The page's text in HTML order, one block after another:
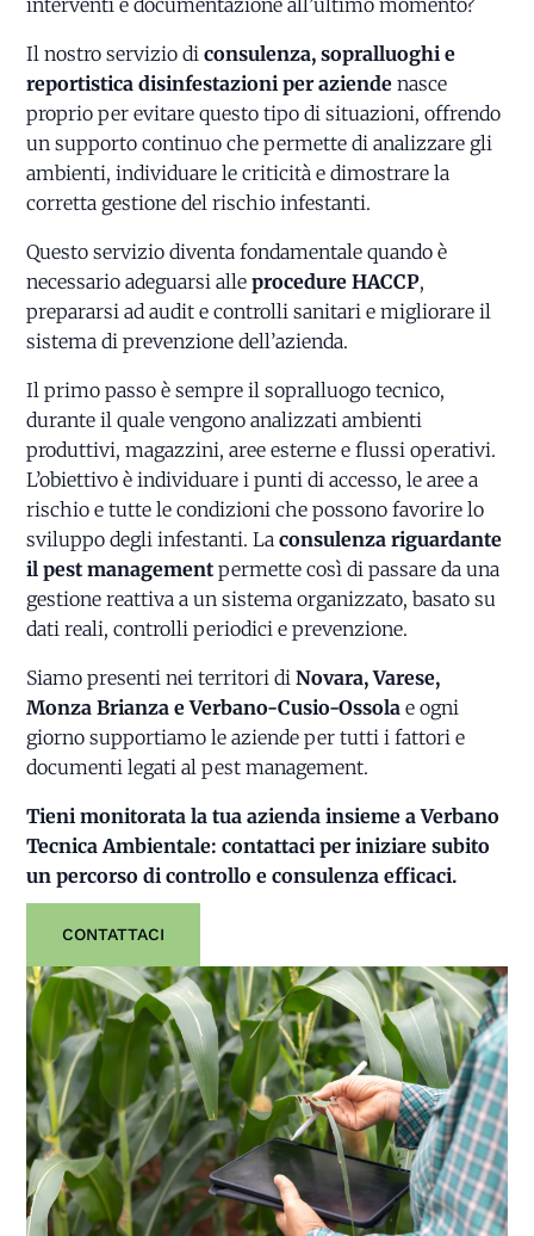
Il nostro servizio diconsulenza, sopralluoghi e
reportistica disinfestazioni per aziende nasce
proprio per evitare questo tipo di situazioni, offrendo
un supporto continuo che permette di analizzare gli
ambienti, individuare le criticità e dimostrare la
corretta gestione del rischio infestanti.
Questo servizio diventa fondamentale quando è
necessario adeguarsi alleprocedure HACCP,
prepararsi ad audit e controlli sanitari e migliorare il
sistema di prevenzione dell’azienda.
Il primo passo è sempre il sopralluogo tecnico,
durante il quale vengono analizzati ambienti
produttivi, magazzini, aree esterne e flussi operativi.
L’obiettivo è individuare i punti di accesso, le aree a
rischio e tutte le condizioni che possono favorire lo
sviluppo degli infestanti. Laconsulenza riguardante
il pest management permette così di passare da una
gestione reattiva a un sistema organizzato, basato su
dati reali, controlli periodici e prevenzione.
Siamo presenti nei territori diNovara, Varese,
Monza Brianza e Verbano-Cusio-Ossola e ogni
giorno supportiamo le aziende per tutti i fattori e
documenti legati al pest management.
Tieni monitorata la tua azienda insieme a Verbano
Tecnica Ambientale: contattaci per iniziare subito
un percorso di controllo e consulenza efficaci.
CONTATTACI